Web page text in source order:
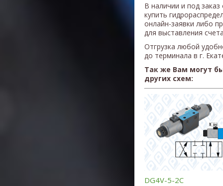
В наличии и под
купить
онлайн-заявки либо
для выставления
Отгрузка любой
до терминала в г.
Так же Вам могут
других схем:
DG4V-5-2C